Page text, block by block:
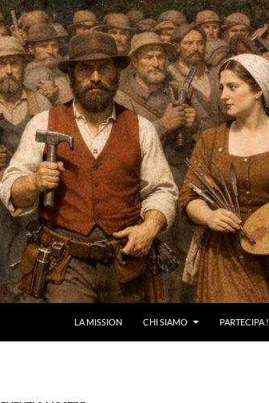
LA MISSION CHI SIAMO PARTECIPA !